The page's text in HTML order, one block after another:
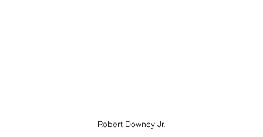
Robert Downey Jr.